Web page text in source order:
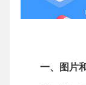
一、图片和